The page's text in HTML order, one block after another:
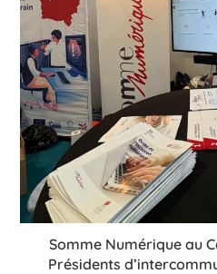
Somme Numérique au
Présidents